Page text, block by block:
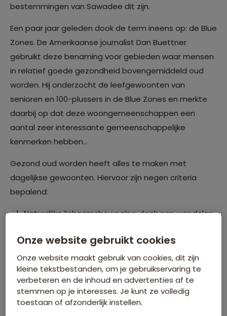
bestemmingen van Sawadee dit zijn.
Een paar jaar geleden dook de term ineens op: de Blue
Zones. De Amerikaanse journalist Dan Buettner
gebruikt deze benaming voor gebieden waar mensen
in relatief goede gezondheid bovengemiddeld oud
worden. Hij onderzocht de leefgewoonten van
senioren en 100-plussers in de Blue Zones en merkte
daarbij op dat deze woongemeenschappen een
aantal zeer interessante gemeenschappelijke
kenmerken hebben…
Gezond oud worden heeft alles te maken met
dagelijkse gewoonten. Hiervoor zijn negen criteria
bepalend:
Natuurlijke lichaamsbeweging, denk aan wandelen
Het hebben van een doel.
Reflectie, ontspanning en spiritualiteit.
De 80%-regel omtrent het consumeren van
voeding. Het is de bedoeling om te stoppen met
Onze website gebruikt cookies
Onze website maakt gebruik van cookies, dit zijn
kleine tekstbestanden, om je gebruikservaring te
verbeteren en de inhoud en advertenties af te
stemmen op je interesses. Je kunt ze volledig
toestaan of afzonderlijk instellen.